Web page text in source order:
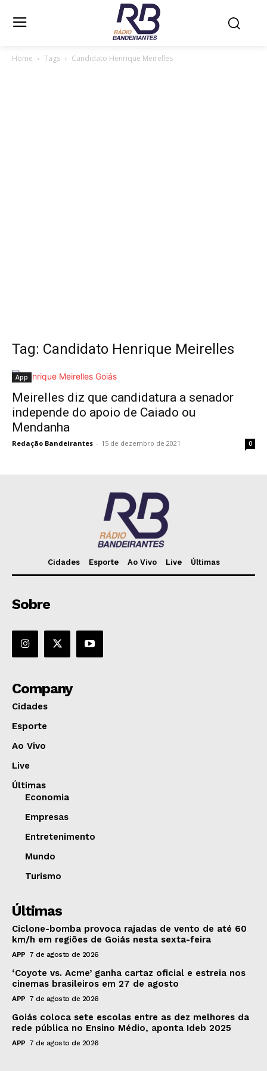
Home Tags Candidato Henrique Meirelles
Tag: Candidato Henrique Meirelles
App
Meirelles diz que candidatura a senador
independe do apoio de Caiado ou
Mendanha
Redação Bandeirantes - 15 de dezembro de 2021 0
Cidades Esporte Ao Vivo Live Últimas
Sobre
Company
Cidades
Esporte
Ao Vivo
Live
Últimas
Economia
Empresas
Entretenimento
Mundo
Turismo
Últimas
Ciclone-bomba provoca rajadas de vento de até 60
km/h em regiões de Goiás nesta sexta-feira
APP 7 de agosto de 2026
‘Coyote vs. Acme’ ganha cartaz oficial e estreia nos
cinemas brasileiros em 27 de agosto
APP 7 de agosto de 2026
Goiás coloca sete escolas entre as dez melhores da
rede pública no Ensino Médio, aponta Ideb 2025
APP 7 de agosto de 2026